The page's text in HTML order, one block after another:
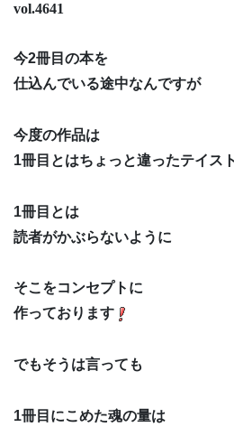
vol.4641
今2冊目の本を
仕込んでいる途中なんですが
今度の作品は
1冊目とはちょっと違ったテイス
1冊目とは
読者がかぶらないように
そこをコンセプトに
作っております
でもそうは言っても
1冊目にこめた魂の量は